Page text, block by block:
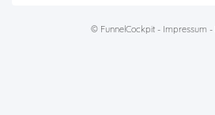
© FunnelCockpit - Impressum -